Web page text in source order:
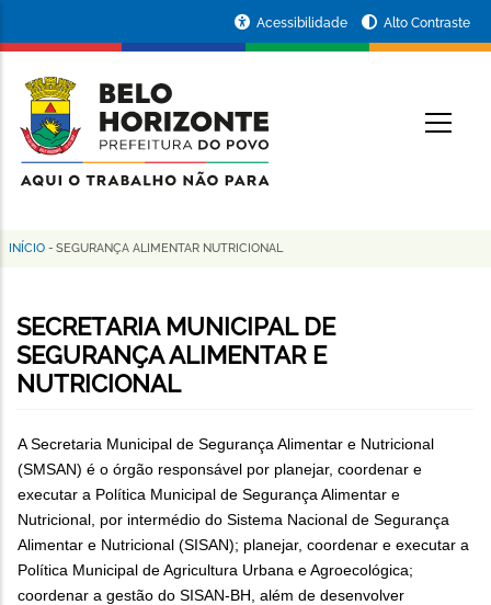
conteúdo
principal
da
Prefeitura
de
Horizonte
Acessibilidade Alto Contraste
Trilha
navegação
INÍCIO - SEGURANÇA ALIMENTAR NUTRICIONAL
SECRETARIA MUNICIPAL DE
SEGURANÇA ALIMENTAR E
NUTRICIONAL
A Secretaria Municipal de Segurança Alimentar e Nutricional
(SMSAN) é o órgão responsável por planejar, coordenar e
executar a Política Municipal de Segurança Alimentar e
Nutricional, por intermédio do Sistema Nacional de Segurança
Alimentar e Nutricional (SISAN); planejar, coordenar e executar a
Política Municipal de Agricultura Urbana e Agroecológica;
coordenar a gestão do SISAN-BH, além de desenvolver